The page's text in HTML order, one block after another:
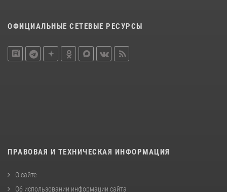
ОФИЦИАЛЬНЫЕ СЕТЕВЫЕ РЕСУРСЫ
ПРАВОВАЯ И ТЕХНИЧЕСКАЯ ИНФОРМАЦИЯ
О сайте
Об использовании информации сайта